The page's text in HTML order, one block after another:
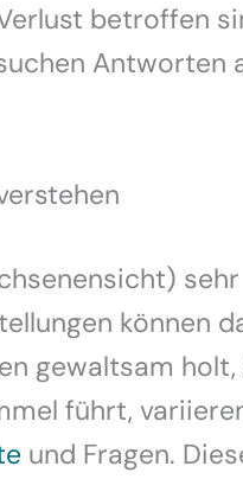
betroffen
Antworten
sehr
können
gewaltsam
führt,
und Fragen.